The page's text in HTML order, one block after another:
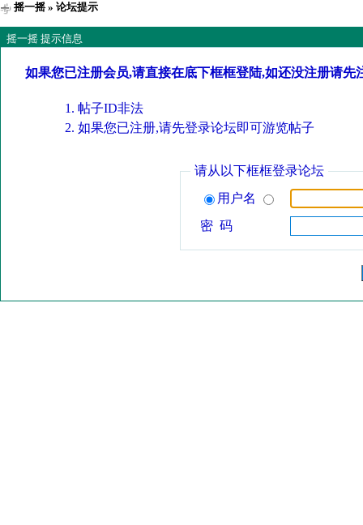
摇一摇» 论坛提示
摇一摇 提示信息
如果您已注册会员,请直接在底下框框登陆,如还没注册请先
帖子ID非法
如果您已注册,请先登录论坛即可游览帖子
请从以下框框登录论坛
用户名
密 码